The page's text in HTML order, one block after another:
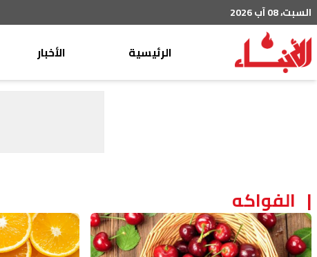
السبت، 08 آب 2026
الرئيسية
الأخبار
من لبنان
ثقافة ومجتمع
الفواكه